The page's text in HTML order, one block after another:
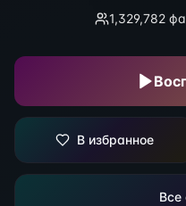
1,329,782
В избранное
Все